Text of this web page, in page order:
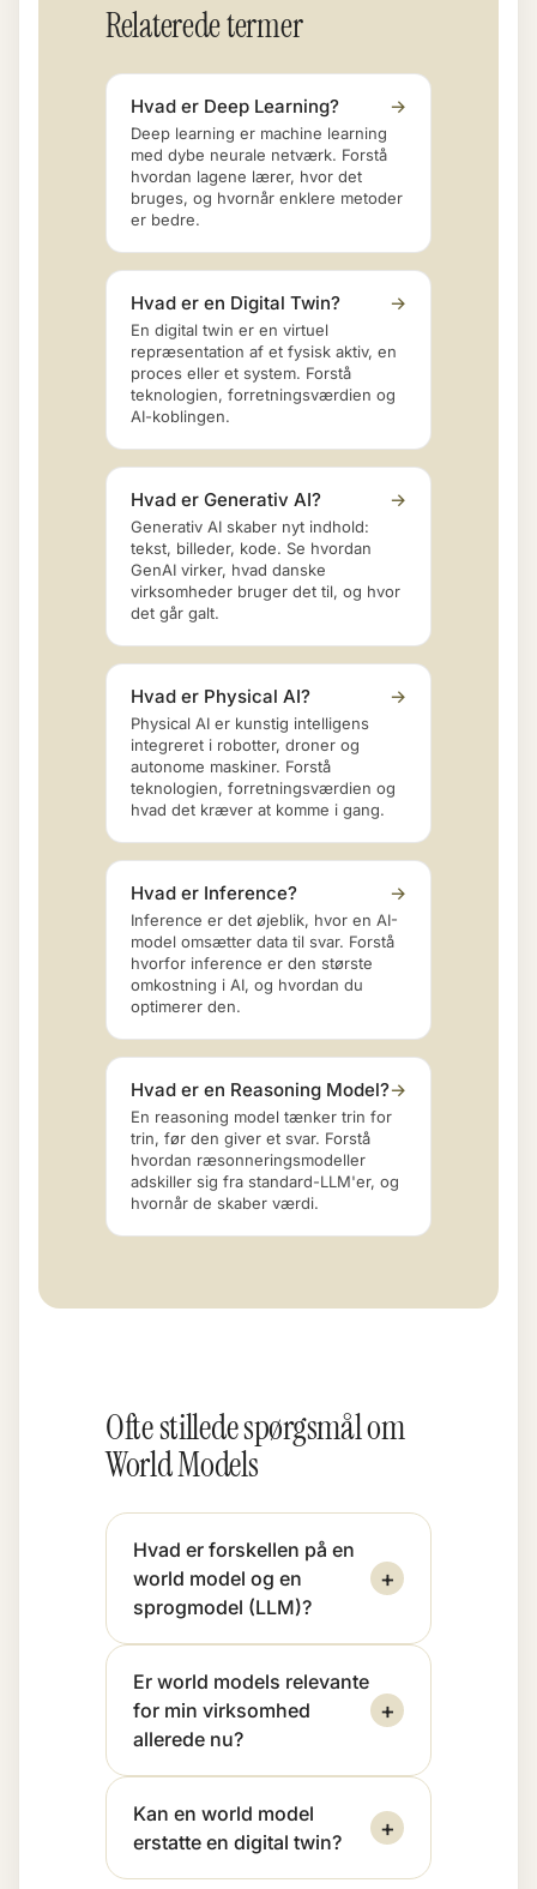
Relaterede termer
Hvad er Deep Learning? →
Deep learning er machine learning
med dybe neurale netværk. Forstå
hvordan lagene lærer, hvor det
bruges, og hvornår enklere metoder
er bedre.
Hvad er en Digital Twin? →
En digital twin er en virtuel
repræsentation af et fysisk aktiv, en
proces eller et system. Forstå
teknologien, forretningsværdien og
AI-koblingen.
Hvad er Generativ AI? →
Generativ AI skaber nyt indhold:
tekst, billeder, kode. Se hvordan
GenAI virker, hvad danske
virksomheder bruger det til, og hvor
det går galt.
Hvad er Physical AI? →
Physical AI er kunstig intelligens
integreret i robotter, droner og
autonome maskiner. Forstå
teknologien, forretningsværdien og
hvad det kræver at komme i gang.
Hvad er Inference? →
Inference er det øjeblik, hvor en AI-
model omsætter data til svar. Forstå
hvorfor inference er den største
omkostning i AI, og hvordan du
optimerer den.
Hvad er en Reasoning Model?→
En reasoning model tænker trin for
trin, før den giver et svar. Forstå
hvordan ræsonneringsmodeller
adskiller sig fra standard-LLM'er, og
hvornår de skaber værdi.
Ofte stillede spørgsmål om
World Models
Hvad er forskellen på en
world model og en
sprogmodel (LLM)?
+
Er world models relevante
for min virksomhed
allerede nu?
+
Kan en world model
erstatte en digital twin?
+